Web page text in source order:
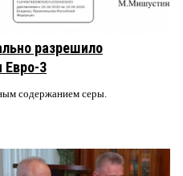
разрешило
Евро-3
содержанием серы.